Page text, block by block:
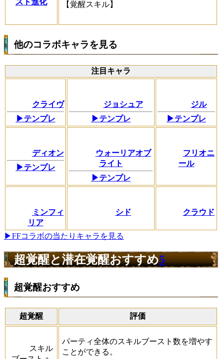
【覚醒スキル】
他のコラボキャラを見る
注目キャラ
クライヴ
▶テンプレ
ジョシュア
▶テンプレ
ジル
▶テンプレ
ディオン
▶テンプレ
ウォーリアオブ
ライト
▶テンプレ
フリオニ
ール
ミンフィ
リア
シド クラウド
▶FFコラボの当たりキャラを見る
超覚醒と潜在覚醒おすすめ5
超覚醒おすすめ
超覚醒 評価
スキル
パーティ全体のスキルブースト数を増やす
ことができる。